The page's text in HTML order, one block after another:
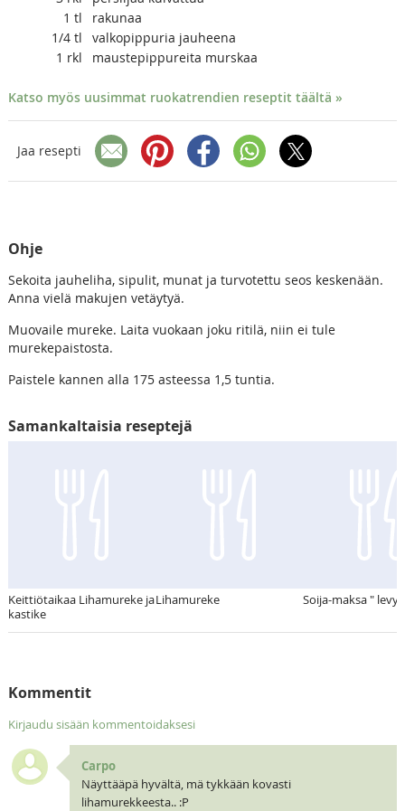
1 tl
rakunaa
1/4 tl
valkopippuria jauheena
1 rkl maustepippureita murskaa
Katso myös uusimmat ruokatrendien reseptit täältä »
Jaa resepti
Ohje
Sekoita jauheliha, sipulit, munat ja turvotettu seos keskenään.
Anna vielä makujen vetäytyä.
Muovaile mureke. Laita vuokaan joku ritilä, niin ei tule
murekepaistosta.
Paistele kannen alla 175 asteessa 1,5 tuntia.
Samankaltaisia reseptejä
Keittiötaikaa Lihamureke ja
kastike
Lihamureke Soija-maksa "
Kommentit
Kirjaudu sisään kommentoidaksesi
Carpo
Näyttääpä hyvältä, mä tykkään kovasti
lihamurekkeesta.. :P